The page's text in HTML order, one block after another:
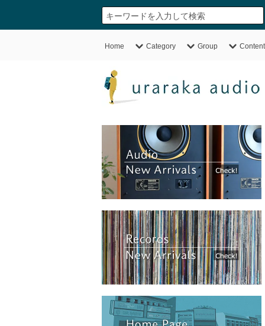
Home Category Group